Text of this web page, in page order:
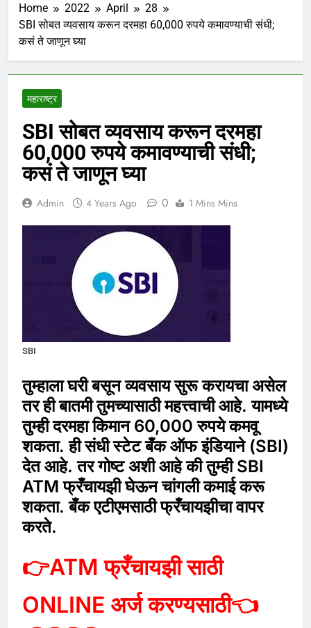
Home 2022 April
28
SBI सोबत व्यवसाय करून दरमहा 60,000 रुपये कमावण्याची संधी;
कसं ते जाणून घ्या
महाराष्ट्र
SBI सोबत व्यवसाय करून दरमहा
60,000 रुपये कमावण्याची संधी;
कसं ते जाणून घ्या
Admin 4 Years Ago 0 1 Mins Mins
SBI
तुम्हाला घरी बसून व्यवसाय सुरू करायचा असेल
तर ही बातमी तुमच्यासाठी महत्त्वाची आहे. यामध्ये
तुम्ही दरमहा किमान 60,000 रुपये कमवू
शकता. ही संधी स्टेट बँक ऑफ इंडियाने (SBI)
देत आहे. तर गोष्ट अशी आहे की तुम्ही SBI
ATM फ्रँचायझी घेऊन चांगली कमाई करू
शकता. बँक एटीएमसाठी फ्रँचायझीचा वापर
करते.
👉ATMफ्रँचायझी साठी
ONLINE अर्ज करण्यसाठी👈